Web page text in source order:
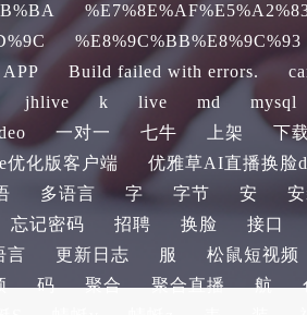
%E8%9C%BB%E8%9C%93
APP Build failed with errors.
jhlive k live md mysql
一对一 七牛 上架 下载
优化版客户端 优雅草AI直播换脸
多语言 字 字节 安
忘记密码 招聘 换脸 接口
言 更新日志 服 松鼠短视频
码 聚合 聚合直播 航